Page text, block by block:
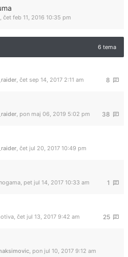
, čet feb 11, 2016 10:35 pm
6 tema
8
, čet sep 14, 2017 2:11 am
38
, pon maj 06, 2019 5:02 pm
, čet jul 20, 2017 10:49 pm
1
, pet jul 14, 2017 10:33 am
25
, čet jul 13, 2017 9:42 am
, pon jul 10, 2017 9:12 am